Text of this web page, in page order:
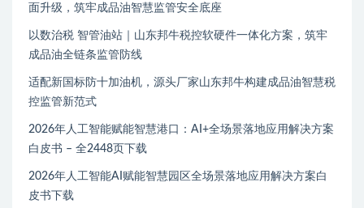
面升级，筑牢成品油智慧监管安全底座
以数治税 智管油站｜山东邦牛税控软硬件一体化方案，筑牢
成品油全链条监管防线
适配新国标防十加油机，源头厂家山东邦牛构建成品油智慧税
控监管新范式
2026年人工智能赋能智慧港口：AI+全场景落地应用解决方案
白皮书 – 全2448页下载
2026年人工智能AI赋能智慧园区全场景落地应用解决方案白
皮书下载